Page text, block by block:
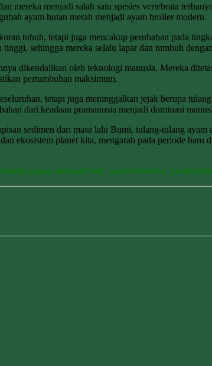
mereka menjadi salah satu spesies vertebrata
ayam hutan merah menjadi ayam broiler modern.
tubuh, tetapi juga mencakup perubahan pada
sehingga mereka selalu lapar dan tumbuh
dikendalikan oleh teknologi manusia. Mereka
pertumbuhan maksimum.
tetapi juga meninggalkan jejak berupa
dari keadaan pramanusia menjadi dominasi
sedimen dari masa lalu Bumi, tulang-tulang
ekosistem planet kita, mengarah pada periode baru
zaman-